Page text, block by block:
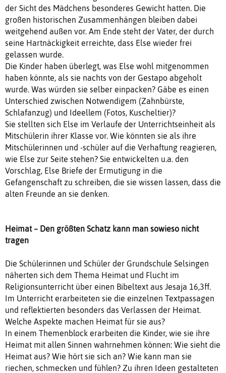
der Sicht des Mädchens besonderes Gewicht hatten. Die
großen historischen Zusammenhängen bleiben dabei
weitgehend außen vor. Am Ende steht der Vater, der durch
seine Hartnäckigkeit erreichte, dass Else wieder frei
gelassen wurde.
Die Kinder haben überlegt, was Else wohl mitgenommen
haben könnte, als sie nachts von der Gestapo abgeholt
wurde. Was würden sie selber einpacken? Gäbe es einen
Unterschied zwischen Notwendigem (Zahnbürste,
Schlafanzug) und Ideellem (Fotos, Kuscheltier)?
Sie stellten sich Else im Verlaufe der Unterrichtseinheit als
Mitschülerin ihrer Klasse vor. Wie könnten sie als ihre
Mitschülerinnen und -schüler auf die Verhaftung reagieren,
wie Else zur Seite stehen? Sie entwickelten u.a. den
Vorschlag, Else Briefe der Ermutigung in die
Gefangenschaft zu schreiben, die sie wissen lassen, dass die
alten Freunde an sie denken.
Heimat – Den größten Schatz kann man sowieso nicht
tragen
Die Schülerinnen und Schüler der Grundschule Selsingen
näherten sich dem Thema Heimat und Flucht im
Religionsunterricht über einen Bibeltext aus Jesaja 16,3ff.
Im Unterricht erarbeiteten sie die einzelnen Textpassagen
und reflektierten besonders das Verlassen der Heimat.
Welche Aspekte machen Heimat für sie aus?
In einem Themenblock erarbeiten die Kinder, wie sie ihre
Heimat mit allen Sinnen wahrnehmen können: Wie sieht die
Heimat aus? Wie hört sie sich an? Wie kann man sie
riechen, schmecken und fühlen? Zu ihren Ideen gestalteten